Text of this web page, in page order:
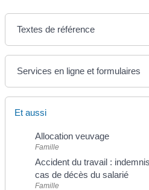
Textes de référence
Services en ligne et formulaires
Et aussi
Allocation veuvage
Famille
Accident du travail :
cas de décès du salarié
Famille